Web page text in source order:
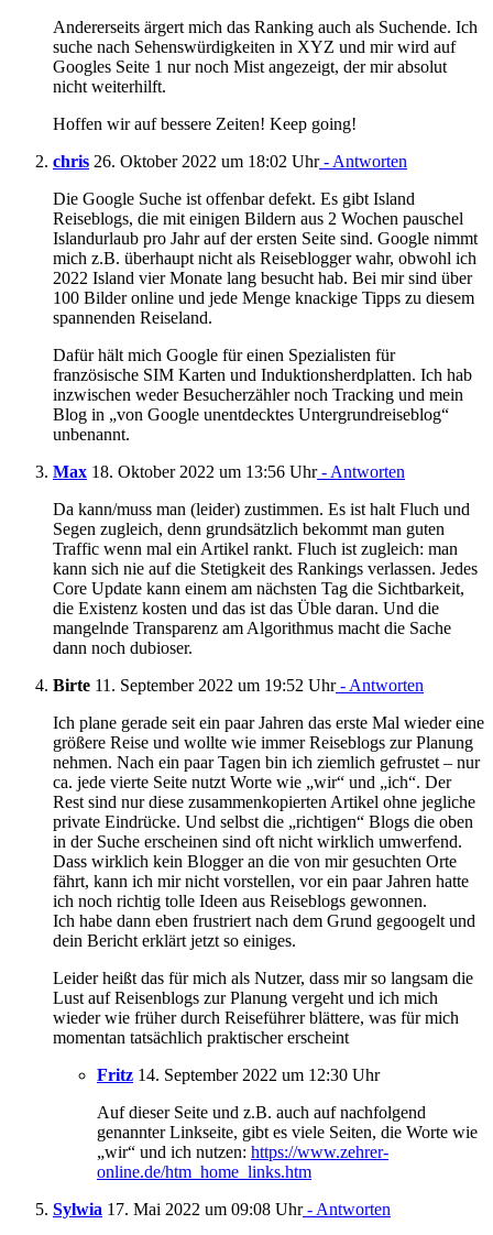
Andererseits ärgert mich das Ranking auch als Suchende. Ich
suche nach Sehenswürdigkeiten in XYZ und mir wird auf
Googles Seite 1 nur noch Mist angezeigt, der mir absolut
nicht weiterhilft.
Hoffen wir auf bessere Zeiten! Keep going!
chris 26. Oktober 2022 um 18:02 Uhr- Antworten
Die Google Suche ist offenbar defekt. Es gibt Island
Reiseblogs, die mit einigen Bildern aus 2 Wochen pauschel
Islandurlaub pro Jahr auf der ersten Seite sind. Google nimmt
mich z.B. überhaupt nicht als Reiseblogger wahr, obwohl ich
2022 Island vier Monate lang besucht hab. Bei mir sind über
100 Bilder online und jede Menge knackige Tipps zu diesem
spannenden Reiseland.
Dafür hält mich Google für einen Spezialisten für
französische SIM Karten und Induktionsherdplatten. Ich hab
inzwischen weder Besucherzähler noch Tracking und mein
Blog in „von Google unentdecktes Untergrundreiseblog“
unbenannt.
Max 18. Oktober 2022 um 13:56 Uhr- Antworten
Da kann/muss man (leider) zustimmen. Es ist halt Fluch und
Segen zugleich, denn grundsätzlich bekommt man guten
Traffic wenn mal ein Artikel rankt. Fluch ist zugleich: man
kann sich nie auf die Stetigkeit des Rankings verlassen. Jedes
Core Update kann einem am nächsten Tag die Sichtbarkeit,
die Existenz kosten und das ist das Üble daran. Und die
mangelnde Transparenz am Algorithmus macht die Sache
dann noch dubioser.
Birte 11. September 2022 um 19:52 Uhr- Antworten
Ich plane gerade seit ein paar Jahren das erste Mal wieder eine
größere Reise und wollte wie immer Reiseblogs zur Planung
nehmen. Nach ein paar Tagen bin ich ziemlich gefrustet – nur
ca. jede vierte Seite nutzt Worte wie „wir“ und „ich“. Der
Rest sind nur diese zusammenkopierten Artikel ohne jegliche
private Eindrücke. Und selbst die „richtigen“ Blogs die oben
in der Suche erscheinen sind oft nicht wirklich umwerfend.
Dass wirklich kein Blogger an die von mir gesuchten Orte
fährt, kann ich mir nicht vorstellen, vor ein paar Jahren hatte
ich noch richtig tolle Ideen aus Reiseblogs gewonnen.
Ich habe dann eben frustriert nach dem Grund gegoogelt und
dein Bericht erklärt jetzt so einiges.
Leider heißt das für mich als Nutzer, dass mir so langsam die
Lust auf Reisenblogs zur Planung vergeht und ich mich
wieder wie früher durch Reiseführer blättere, was für mich
momentan tatsächlich praktischer erscheint
Fritz 14. September 2022 um 12:30 Uhr
Auf dieser Seite und z.B. auch auf nachfolgend
genannter Linkseite, gibt es viele Seiten, die Worte wie
„wir“ und ich nutzen: https://www.zehrer-
online.de/htm_home_links.htm
Sylwia 17. Mai 2022 um 09:08 Uhr- Antworten